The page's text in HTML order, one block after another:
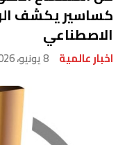
كساسير يكشف
الاصطناعي
اخبار عالمية 8 يونيو، 2026